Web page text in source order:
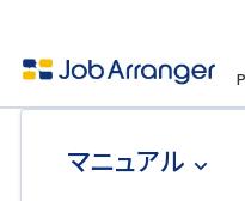
マニュアル